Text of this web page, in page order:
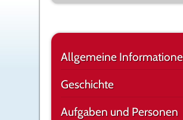
Allgemeine
Geschichte
Aufgaben und Personen